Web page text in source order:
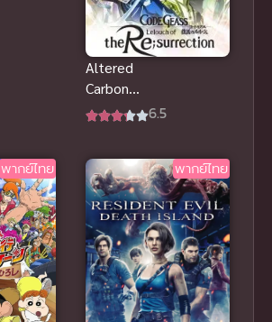
Altered
Carbon
Resleeved
สลีฟ (2020)
พากย์ไทย
6.5
พากย์ไทย พากย์ไทย